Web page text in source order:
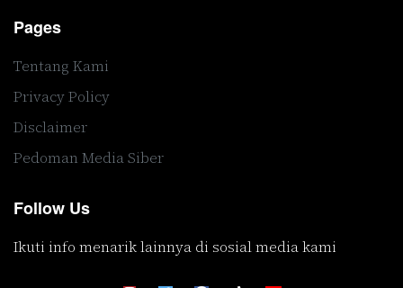
Pages
Tentang Kami
Privacy Policy
Disclaimer
Pedoman Media Siber
Follow Us
Ikuti info menarik lainnya di sosial media kami